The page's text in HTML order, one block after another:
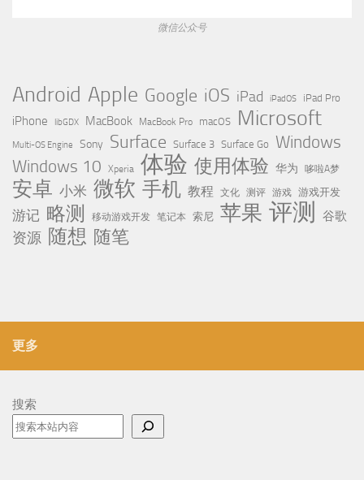
微信公众号
Android Apple Google iOS iPad iPadOS iPad Pro
iPhone libGDX MacBook MacBook Pro macOS Microsoft
Multi-OS Engine Sony Surface Surface 3 Surface Go Windows
Windows 10 Xperia 体验 使用体验 华为 哆啦A梦
安卓 小米 微软 手机 教程 文化 测评 游戏 游戏开发
游记 略测 移动游戏开发 笔记本 索尼 苹果 评测 谷歌
资源 随想 随笔
更多
搜索